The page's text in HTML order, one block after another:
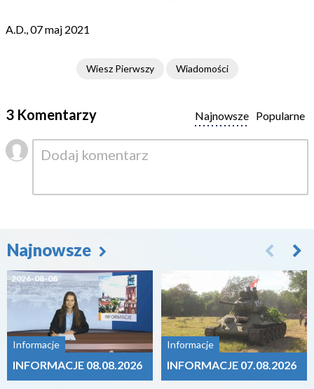
A.D., 07 maj 2021
Wiesz Pierwszy Wiadomości
3 Komentarzy Popularne
Najnowsze
Najnowsze
2026-08-08
Informacje
INFORMACJE 08.08.2026
Informacje
INFORMACJE 07.08.2026